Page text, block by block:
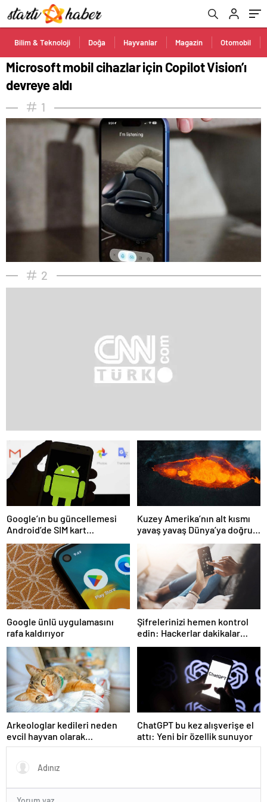
Bilim & Teknoloji Doğa Hayvanlar Magazin Otomobil
Microsoft mobil cihazlar için Copilot Vision’ı
devreye aldı
1
2
Google’ın bu güncellemesi
Android’de SIM kart
kullanımını ortadan
kaldıracak
Kuzey Amerika’nın alt kısmı
yavaş yavaş Dünya’ya doğru
Google ünlü uygulamasını
rafa kaldırıyor
Şifrelerinizi hemen kontrol
edin: Hackerlar dakikalar
içinde kırıyor
Arkeologlar kedileri neden
evcil hayvan olarak
beslediğimizin sırrını keşfetti
ChatGPT bu kez alışverişe el
attı: Yeni bir özellik sunuyor